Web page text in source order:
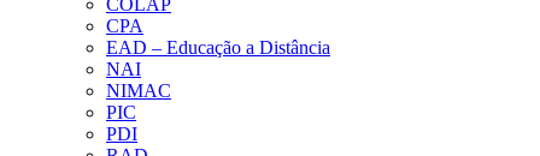
COLAP
CPA
EAD – Educação a Distância
NAI
NIMAC
PIC
PDI